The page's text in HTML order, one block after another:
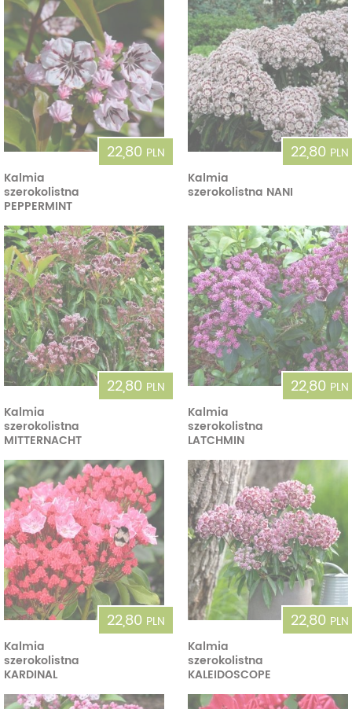
22,80 PLN
Kalmia
szerokolistna
PEPPERMINT
22,80 PLN
Kalmia
szerokolistna NANI
22,80 PLN
Kalmia
szerokolistna
MITTERNACHT
22,80 PLN
Kalmia
szerokolistna
LATCHMIN
22,80 PLN
Kalmia
szerokolistna
KARDINAL
22,80 PLN
Kalmia
szerokolistna
KALEIDOSCOPE